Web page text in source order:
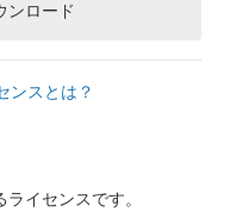
ンロード
ンスとは？
イセンスです。